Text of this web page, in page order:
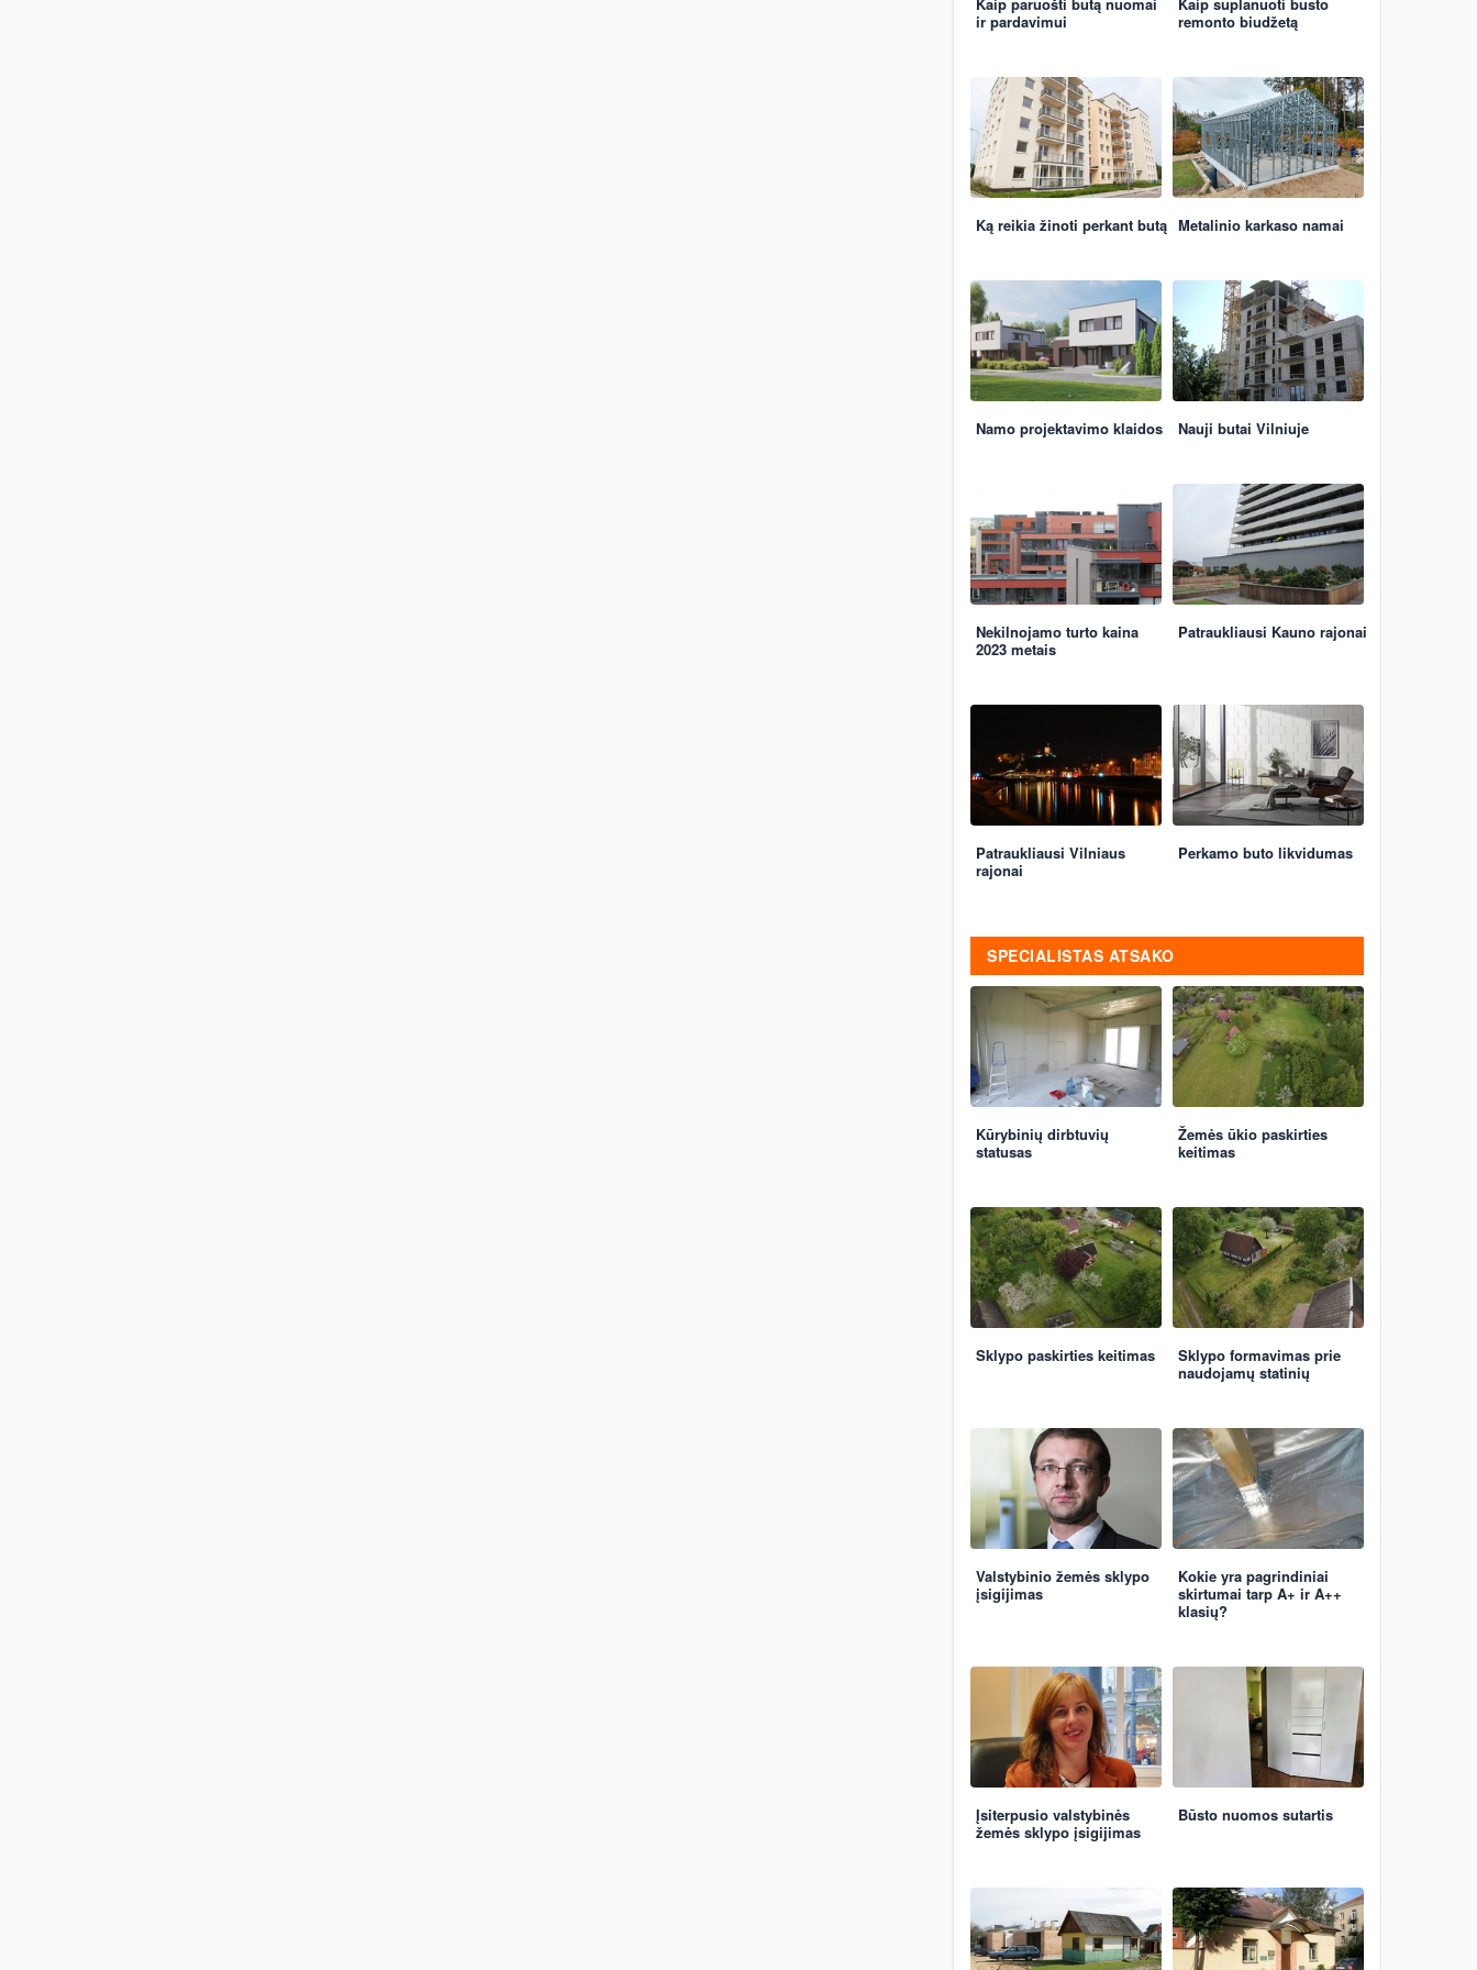
ir pardavimui
remonto biudžetą
Ką reikia žinoti perkant butą Metalinio karkaso namai
Namo projektavimo klaidos Nauji butai Vilniuje
Nekilnojamo turto kaina
2023 metais
Patraukliausi Kauno rajonai
Patraukliausi Vilniaus
rajonai
Perkamo buto likvidumas
SPECIALISTAS ATSAKO
Kūrybinių dirbtuvių
statusas
Žemės ūkio paskirties
keitimas
Sklypo paskirties keitimas
Sklypo formavimas prie
naudojamų statinių
Valstybinio žemės sklypo
įsigijimas
Kokie yra pagrindiniai
skirtumai tarp A+ ir A++
klasių?
Įsiterpusio valstybinės
žemės sklypo įsigijimas
Būsto nuomos sutartis